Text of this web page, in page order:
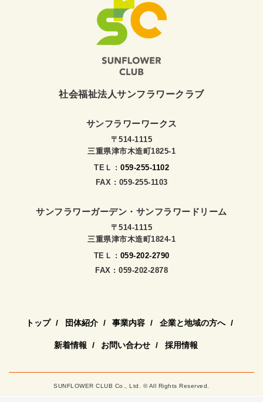
社会福祉法人サンフラワークラブ
サンフラワーワークス
〒514-1115
三重県津市木造町1825-1
TEＬ : 059-255-1102
FAX : 059-255-1103
サンフラワーガーデン・サンフラワードリーム
〒514-1115
三重県津市木造町1824-1
TEＬ : 059-202-2790
FAX : 059-202-2878
トップ 団体紹介 事業内容 企業と地域の方へ
新着情報 お問い合わせ 採用情報
SUNFLOWER CLUB Co., Ltd. © All Rights Reserved.